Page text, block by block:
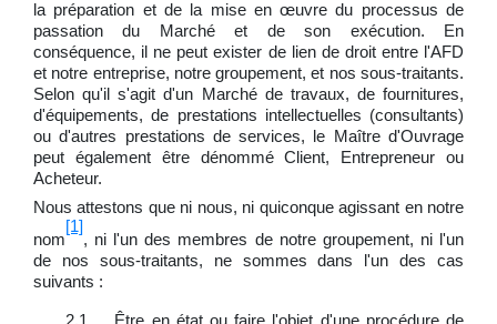
la préparation et de la mise en œuvre du processus de
passation du Marché et de son exécution. En
conséquence, il ne peut exister de lien de droit entre l'AFD
et notre entreprise, notre groupement, et nos sous-traitants.
Selon qu'il s'agit d'un Marché de travaux, de fournitures,
d'équipements, de prestations intellectuelles (consultants)
ou d'autres prestations de services, le Maître d'Ouvrage
peut également être dénommé Client, Entrepreneur ou
Acheteur.
Nous attestons que ni nous, ni quiconque agissant en notre
nom
[1]
, ni l'un des membres de notre groupement, ni l'un
de nos sous-traitants, ne sommes dans l'un des cas
suivants :
2.1 Être en état ou faire l'objet d'une procédure de